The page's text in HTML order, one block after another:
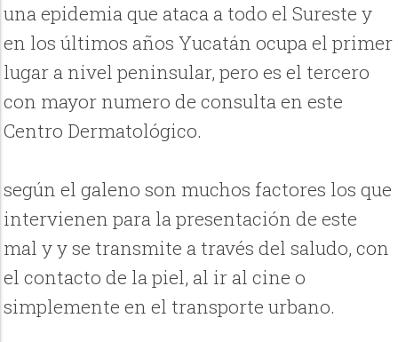
una epidemia que ataca a todo el Sureste y
en los últimos años Yucatán ocupa el primer
lugar a nivel peninsular, pero es el tercero
con mayor numero de consulta en este
Centro Dermatológico.
según el galeno son muchos factores los que
intervienen para la presentación de este
mal y y se transmite a través del saludo, con
el contacto de la piel, al ir al cine o
simplemente en el transporte urbano.